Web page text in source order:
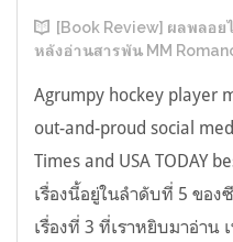
[Book Review] ผลพลอ
หลังอ่านสารพัน MM
Agrumpy hockey player
out-and-proud social
Times and USA TODAY
เรื่องนี้อยู่ในลำดับที่ 5 ของ
เรื่องที่ 3 ที่เราหยิบมาอ่าน